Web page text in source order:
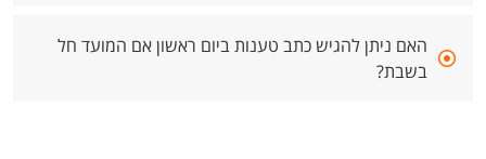
האם ניתן להגיש כתב טענות ביום ראשון אם המועד חל
בשבת?